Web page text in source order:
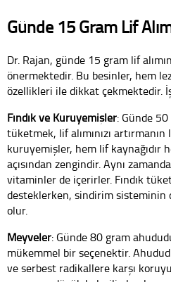
Günde 15 Gram Lif
Dr. Rajan, günde 15 gram lif
önermektedir. Bu besinler, hem
özellikleri ile dikkat çekmektedir.
Fındık ve Kuruyemişler: Günde
tüketmek, lif alımınızı
kuruyemişler, hem lif kaynağıdır
açısından zengindir. Aynı
vitaminler de içerirler. Fındık
desteklerken, sindirim sisteminin
olur.
Meyveler: Günde 80 gram
mükemmel bir seçenektir.
ve serbest radikallere karşı